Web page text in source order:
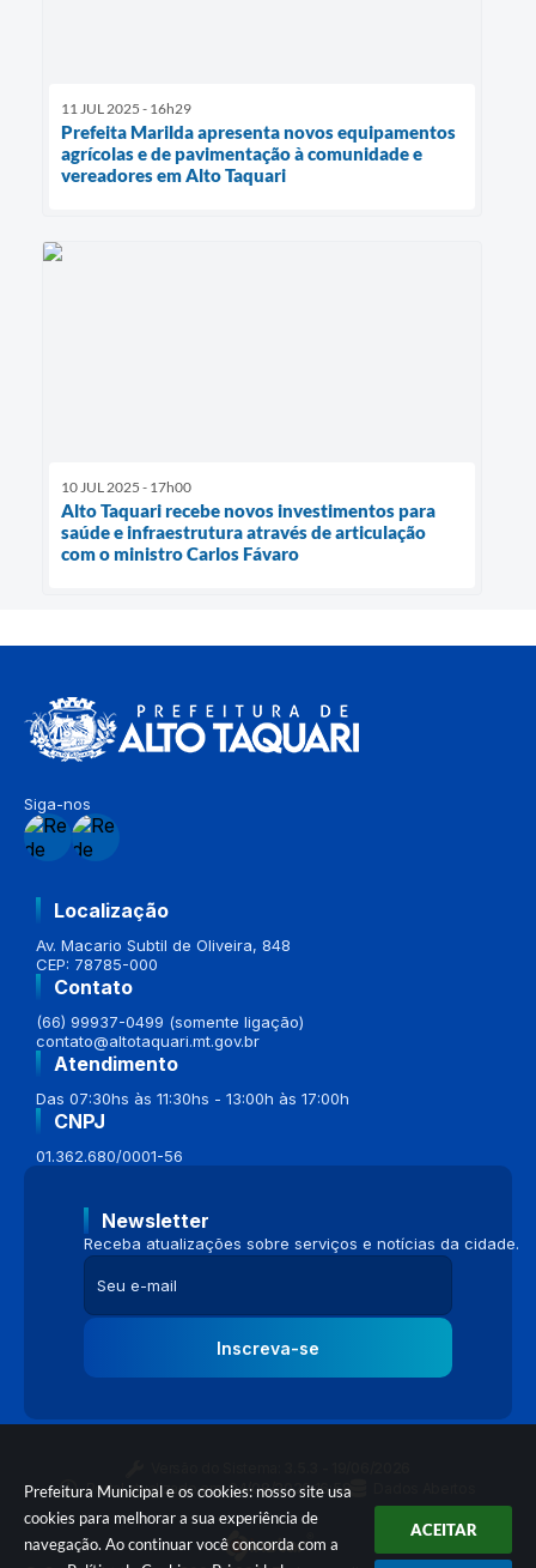
Prefeitura Municipal e os cookies: nosso site usa
cookies para melhorar a sua experiência de
navegação. Ao continuar você concorda com a
ACEITAR
11 JUL 2025 - 16h29
Prefeita Marilda apresenta novos equipamentos
agrícolas e de pavimentação à comunidade e
vereadores em Alto Taquari
10 JUL 2025 - 17h00
Alto Taquari recebe novos investimentos para
saúde e infraestrutura através de articulação
com o ministro Carlos Fávaro
Siga-nos
Localização
Av. Macario Subtil de Oliveira, 848
CEP: 78785-000
Contato
(66) 99937-0499 (somente ligação)
contato@altotaquari.mt.gov.br
Atendimento
Das 07:30hs às 11:30hs - 13:00h às 17:00h
CNPJ
01.362.680/0001-56
Newsletter
Receba atualizações sobre serviços e notícias da cidade.
Inscreva-se
Portal atualizado em:04/08/2026 16:58